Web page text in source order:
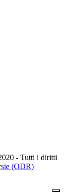
- Tutti i diritti
(ODR)